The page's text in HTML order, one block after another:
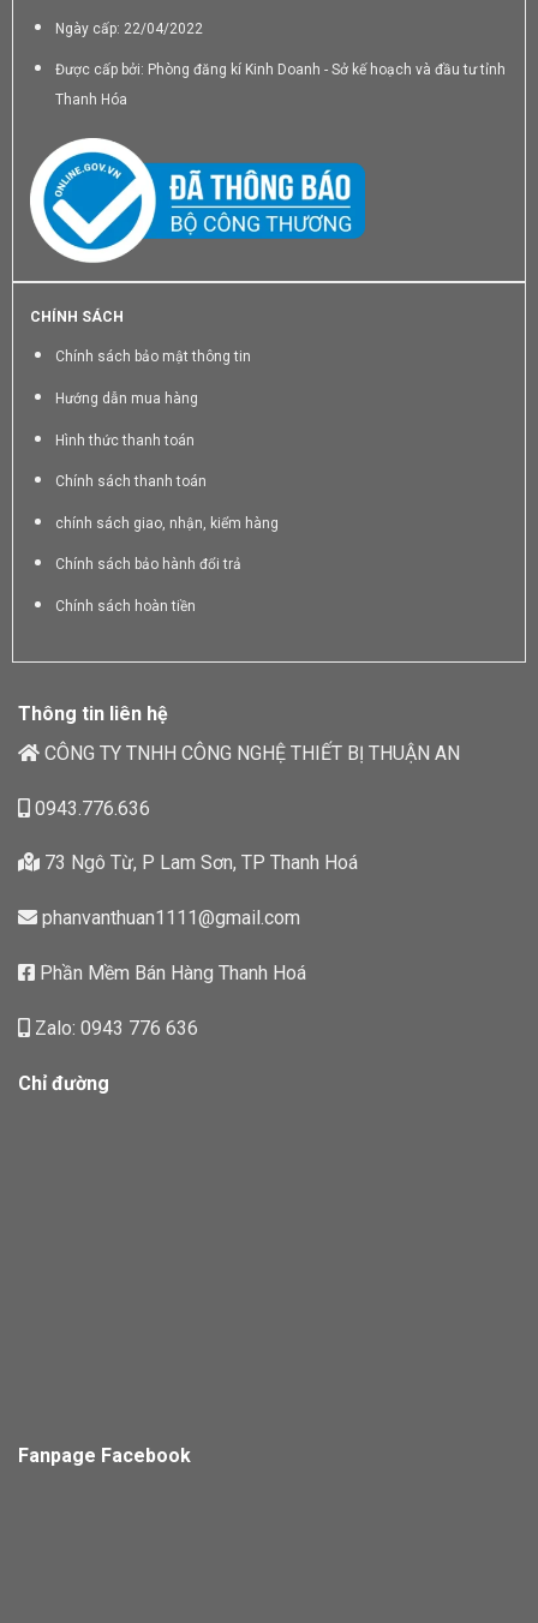
Ngày cấp: 22/04/2022
Được cấp bởi: Phòng đăng kí Kinh Doanh - Sở kế hoạch và đầu tư tỉnh
Thanh Hóa
CHÍNH SÁCH
Chính sách bảo mật thông tin
Hướng dẫn mua hàng
Hình thức thanh toán
Chính sách thanh toán
chính sách giao, nhận, kiểm hàng
Chính sách bảo hành đổi trả
Chính sách hoàn tiền
Thông tin liên hệ
CÔNG TY TNHH CÔNG NGHỆ THIẾT BỊ THUẬN AN
0943.776.636
73 Ngô Từ, P Lam Sơn, TP Thanh Hoá
phanvanthuan1111@gmail.com
Phần Mềm Bán Hàng Thanh Hoá
Zalo: 0943 776 636
Chỉ đường
Fanpage Facebook